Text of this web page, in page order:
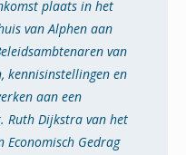
plaats in het
van Alphen aan
van
kennisinstellingen en
aan een
Ruth Dijkstra van het
Economisch Gedrag